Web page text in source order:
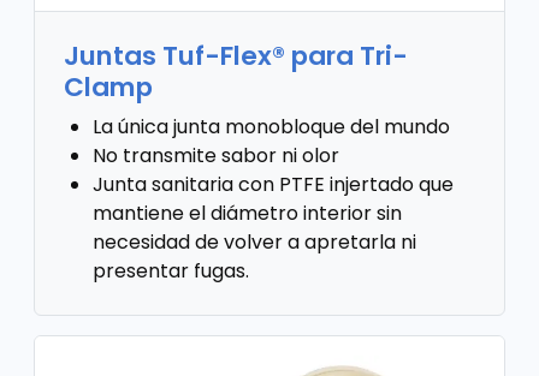
Juntas Tuf-Flex® para Tri-
Clamp
La única junta monobloque del mundo
No transmite sabor ni olor
Junta sanitaria con PTFE injertado que
mantiene el diámetro interior sin
necesidad de volver a apretarla ni
presentar fugas.